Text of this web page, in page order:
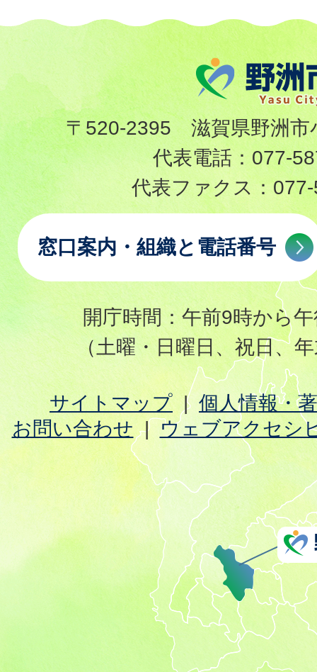
〒520-2395 滋賀県野洲市
代表電話： 077-
代表ファクス：
窓口案内・組織と電話番号
開庁時間：午前9時から
（土曜・日曜日、祝日、
サイトマップ
個人情報・
お問い合わせ
ウェブアクセシ